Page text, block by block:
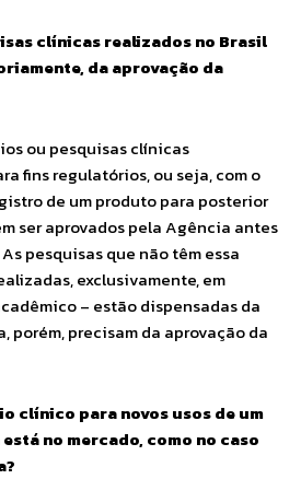
clínicas realizados no Brasil
da aprovação da
ou pesquisas clínicas
fins regulatórios, ou seja, com o
de um produto para posterior
ser aprovados pela Agência antes
pesquisas que não têm essa
exclusivamente, em
– estão dispensadas da
porém, precisam da aprovação da
clínico para novos usos de um
no mercado, como no caso